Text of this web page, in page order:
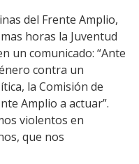
del Frente Amplio,
horas la Juventud
un comunicado: “Ante
contra un
la Comisión de
Amplio a actuar”.
violentos en
que nos